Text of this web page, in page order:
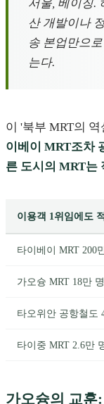
서울, 베이징.
산 개발이나
송 본업만으
는다.
이 '북부 MRT의
이베이 MRT조차
른 도시의 MRT는
이용객 1위임에도
타이베이 MRT 200
가오슝 MRT 18만 명
타오위안 공항철도
타이중 MRT 2.6만
가오슝의 교훈